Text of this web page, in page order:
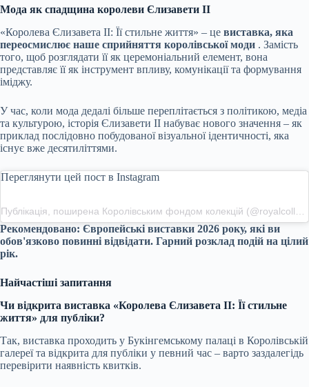
Мода як спадщина королеви Єлизавети II
«Королева Єлизавета II: Її стильне життя» – це виставка, яка
переосмислює наше сприйняття королівської моди . Замість
того, щоб розглядати її як церемоніальний елемент, вона
представляє її як інструмент впливу, комунікації та формування
іміджу.
У час, коли мода дедалі більше переплітається з політикою, медіа
та культурою, історія Єлизавети II набуває нового значення – як
приклад послідовно побудованої візуальної ідентичності, яка
існує вже десятиліттями.
Переглянути цей пост в Instagram
Публікація, поширена Королівським фондом колекцій (@royalcollectiontrust)
Рекомендовано: Європейські виставки 2026 року, які ви
обов'язково повинні відвідати. Гарний розклад подій на цілий
рік.
Найчастіші запитання
Чи відкрита виставка «Королева Єлизавета II: Її стильне
життя» для публіки?
Так, виставка проходить у Букінгемському палаці в Королівській
галереї та відкрита для публіки у певний час – варто заздалегідь
перевірити наявність квитків.